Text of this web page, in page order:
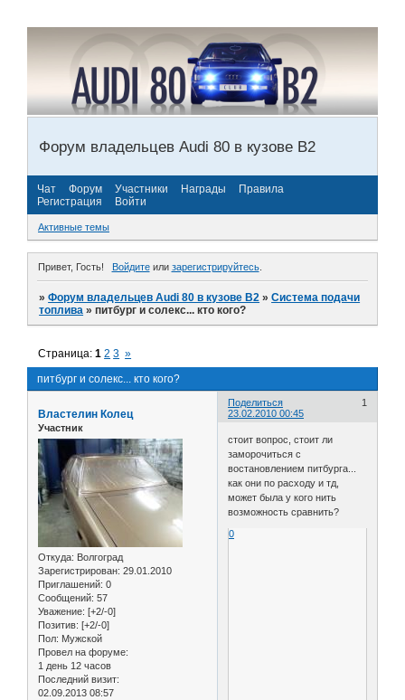
Форум владельцев Audi 80 в кузове В2
Чат Форум Участники Награды
Правила
Регистрация
Войти
Активные темы
Привет, Гость! Войдитеили зарегистрируйтесь.
»Форум владельцев Audi 80 в кузове В2 »Система подачи
топлива »питбург и солекс... кто кого?
питбург и солекс... кто кого?
Страница:1 2 3 »
Поделиться
1
23.02.2010 00:45
Властелин Колец
Участник
Откуда: Волгоград
Зарегистрирован: 29.01.2010
Приглашений: 0
Сообщений: 57
Уважение: [+2/-0]
Позитив: [+2/-0]
Пол: Мужской
Провел на форуме:
1 день 12 часов
Последний визит:
02.09.2013 08:57
стоит вопрос, стоит ли
заморочиться с
востановлением питбурга...
как они по расходу и тд,
может была у кого нить
возможность сравнить?
0